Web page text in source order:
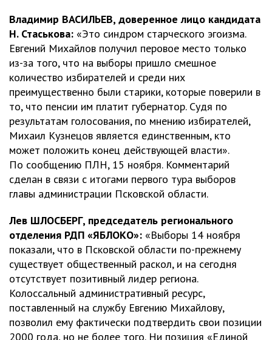
Владимир ВАСИЛЬЕВ, доверенное лицо кандидата
Н. Стаськова: «Это синдром старческого эгоизма.
Евгений Михайлов получил перовое место только
из-за того, что на выборы пришло смешное
количество избирателей и среди них
преимущественно были старики, которые поверили в
то, что пенсии им платит губернатор. Судя по
результатам голосования, по мнению избирателей,
Михаил Кузнецов является единственным, кто
может положить конец действующей власти».
По сообщению ПЛН, 15 ноября. Комментарий
сделан в связи с итогами первого тура выборов
главы администрации Псковской области.
Лев ШЛОСБЕРГ, председатель регионального
отделения РДП «ЯБЛОКО»: «Выборы 14 ноября
показали, что в Псковской области по-прежнему
существует общественный раскол, и на сегодня
отсутствует позитивный лидер региона.
Колоссальный административный ресурс,
поставленный на службу Евгению Михайлову,
позволил ему фактически подтвердить свои позиции
2000 года, но не более того. Ни позиция «Единой